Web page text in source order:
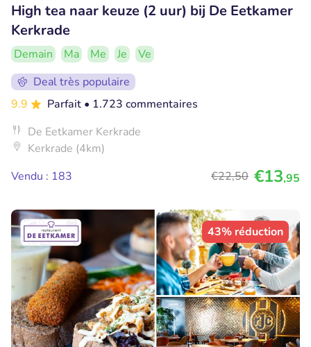
High tea naar keuze (2 uur) bij De Eetkamer
Kerkrade
Demain Ma Me Je
Ve
Deal très populaire
9.9
Parfait • 1.723 commentaires
De Eetkamer Kerkrade
Kerkrade (4km)
Vendu : 183
€22,50 €13,95
43% réduction